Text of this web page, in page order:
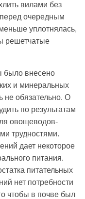
вилами без
очередным
уплотнялась,
решетчатые
было внесено
и минеральных
не обязательно. О
по результатам
овощеводов-
трудностями.
дает некоторое
питания.
питательных
нет потребности
чтобы в почве был